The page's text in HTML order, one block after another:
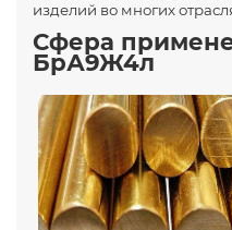
изделий во многих
Сфера
БрА9Ж4л